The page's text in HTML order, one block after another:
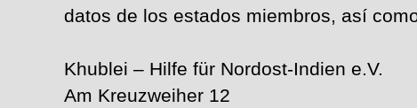
datos de los estados miembros, así
Khublei – Hilfe für Nordost-Indien e.V.
Am Kreuzweiher 12